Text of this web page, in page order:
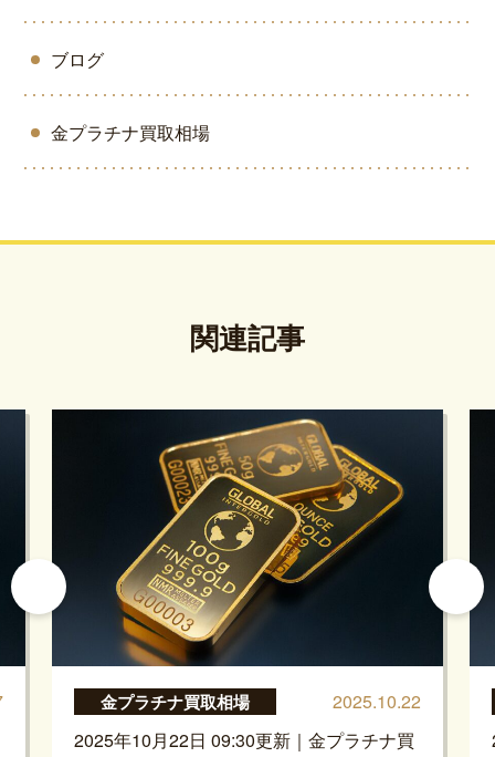
ブログ
金プラチナ買取相場
関連記事
金プラチナ買取相場
2025.10.22
2025年10月22日 09:30更新｜金プラチナ買